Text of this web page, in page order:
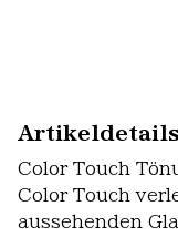
Artikeldetails
Color Touch
Color Touch
aussehenden